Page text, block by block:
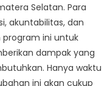
Selatan. Para
akuntabilitas, dan
ini untuk
dampak yang
Hanya waktu
ini akan cukup